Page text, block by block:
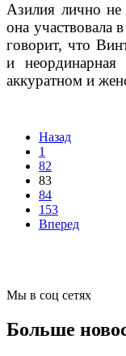
Азилия лично
она участвовала
говорит, что
и неординарная
аккуратном и
Назад
1
82
83
84
153
Вперед
Мы в соц сетях
Больше